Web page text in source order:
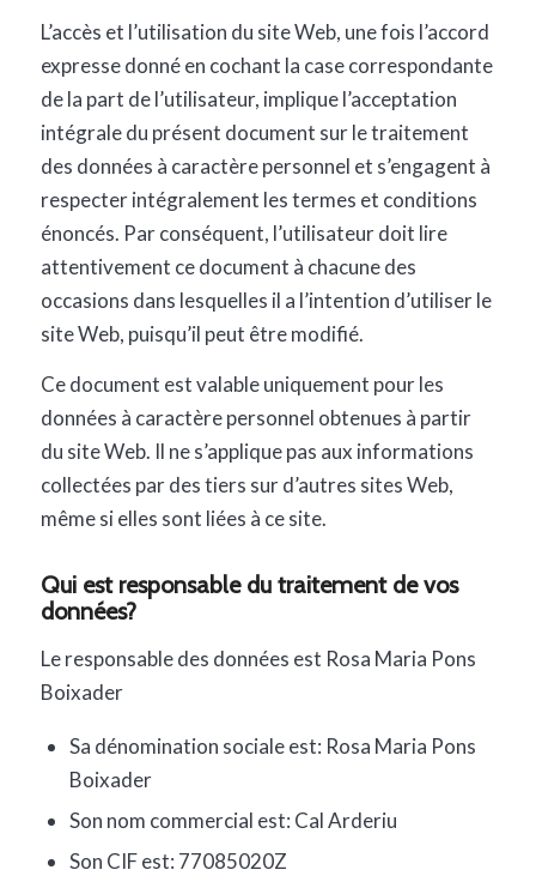
L’accès et l’utilisation du site Web, une fois l’accord
expresse donné en cochant la case correspondante
de la part de l’utilisateur, implique l’acceptation
intégrale du présent document sur le traitement
des données à caractère personnel et s’engagent à
respecter intégralement les termes et conditions
énoncés. Par conséquent, l’utilisateur doit lire
attentivement ce document à chacune des
occasions dans lesquelles il a l’intention d’utiliser le
site Web, puisqu’il peut être modifié.
Ce document est valable uniquement pour les
données à caractère personnel obtenues à partir
du site Web. Il ne s’applique pas aux informations
collectées par des tiers sur d’autres sites Web,
même si elles sont liées à ce site.
Qui est responsable du traitement de vos
données?
Le responsable des données est Rosa Maria Pons
Boixader
Sa dénomination sociale est: Rosa Maria Pons
Boixader
Son nom commercial est: Cal Arderiu
Son CIF est: 77085020Z